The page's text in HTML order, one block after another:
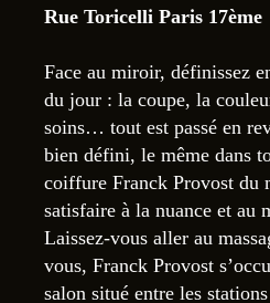
Rue Toricelli Paris 17ème
Face au miroir, définissez
du jour : la coupe, la
soins… tout est passé en
bien défini, le même dans
coiffure Franck Provost du
satisfaire à la nuance et au
Laissez-vous aller au
vous, Franck Provost
salon situé entre les